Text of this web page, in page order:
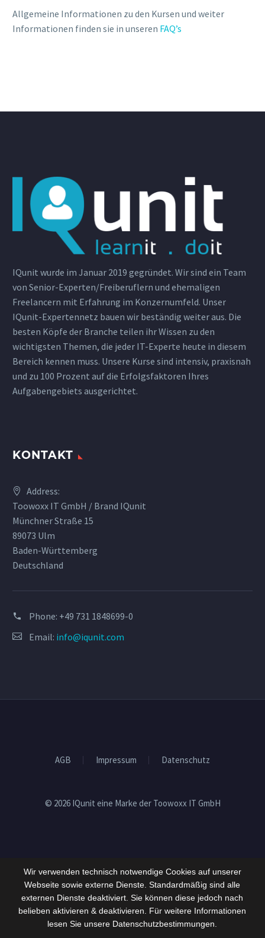
Allgemeine Informationen zu den Kursen und weiter
Informationen finden sie in unseren FAQ’s
IQunit wurde im Januar 2019 gegründet. Wir sind ein Team
von Senior-Experten/Freiberuflern und ehemaligen
Freelancern mit Erfahrung im Konzernumfeld. Unser
IQunit-Expertennetz bauen wir beständig weiter aus. Die
besten Köpfe der Branche teilen ihr Wissen zu den
wichtigsten Themen, die jeder IT-Experte heute in diesem
Bereich kennen muss. Unsere Kurse sind intensiv, praxisnah
und zu 100 Prozent auf die Erfolgsfaktoren Ihres
Aufgabengebiets ausgerichtet.
KONTAKT
Address:
Toowoxx IT GmbH / Brand IQunit
Münchner Straße 15
89073 Ulm
Baden-Württemberg
Deutschland
Phone: +49 731 1848699-0
Email: info@iqunit.com
AGB Impressum Datenschutz
© 2026 IQunit eine Marke der Toowoxx IT GmbH
Wir verwenden technisch notwendige Cookies auf unserer
Webseite sowie externe Dienste. Standardmäßig sind alle
externen Dienste deaktiviert. Sie können diese jedoch nach
belieben aktivieren & deaktivieren. Für weitere Informationen
lesen Sie unsere Datenschutzbestimmungen.